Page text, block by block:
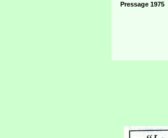
Pressage 1975